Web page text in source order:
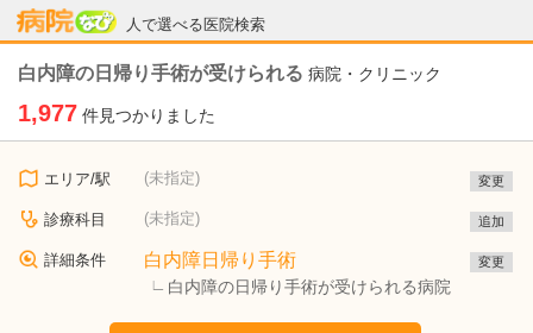
人で選べる医院検索
病院なび
白内障の日帰り手術が受けられる 病院・クリニック
1,977 件見つかりました
エリア/駅 (未指定) 変更
診療科目 (未指定) 追加
詳細条件 白内障日帰り手術
白内障の日帰り手術が受けられる病院
変更